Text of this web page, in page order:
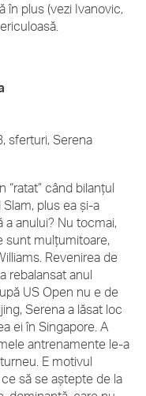
în plus (vezi Ivanovic,
sferturi, Serena
“ratat” când bilanțul
plus ea și-a
a anului? Nu tocmai,
sunt mulțumitoare,
Revenirea de
rebalansat anul
US Open nu e de
Serena a lăsat loc
ei în Singapore. A
antrenamente le-a
E motivul
să se aștepte de la